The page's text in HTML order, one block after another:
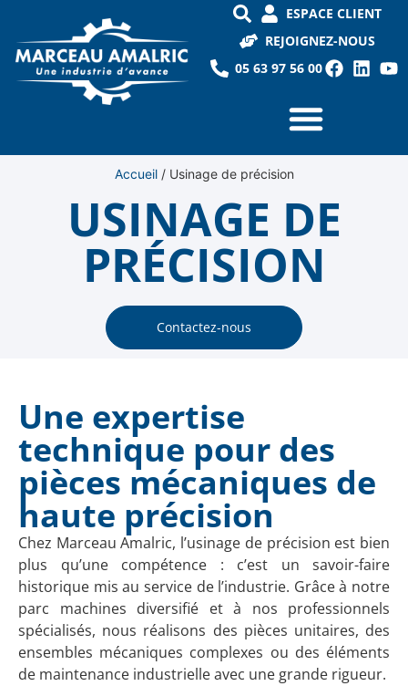
ESPACE CLIENT
REJOIGNEZ-NOUS
05 63 97 56 00
Accueil/ Usinage de précision
USINAGE DE
PRÉCISION
Contactez-nous
Une expertise
technique pour des
pièces mécaniques de
haute précision
Chez Marceau Amalric, l’usinage de précision est bien
plus qu’une compétence : c’est un savoir-faire
historique mis au service de l’industrie. Grâce à notre
parc machines diversifié et à nos professionnels
spécialisés, nous réalisons des pièces unitaires, des
ensembles mécaniques complexes ou des éléments
de maintenance industrielle avec une grande rigueur.